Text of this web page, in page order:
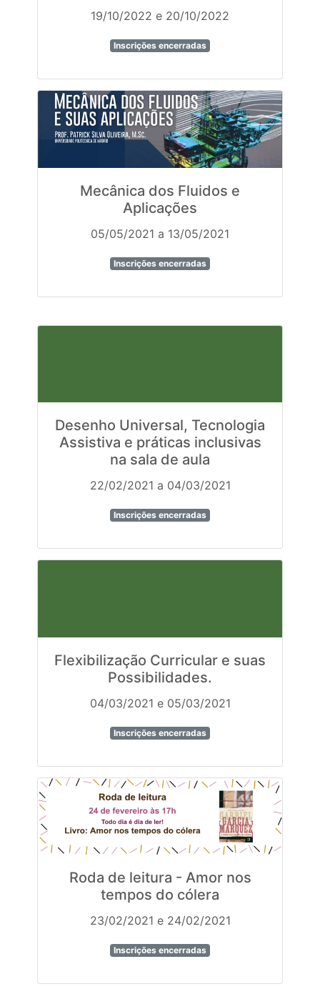
19/10/2022 e 20/10/2022
Inscrições encerradas
Mecânica dos Fluidos e
Aplicações
05/05/2021 a 13/05/2021
Inscrições encerradas
Desenho Universal, Tecnologia
Assistiva e práticas inclusivas
na sala de aula
22/02/2021 a 04/03/2021
Inscrições encerradas
Flexibilização Curricular e suas
Possibilidades.
04/03/2021 e 05/03/2021
Inscrições encerradas
Roda de leitura - Amor nos
tempos do cólera
23/02/2021 e 24/02/2021
Inscrições encerradas